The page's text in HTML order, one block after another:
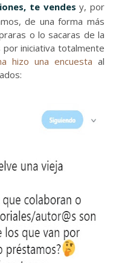
te vendes y, por
de una forma más
o lo sacaras de la
iniciativa totalmente
hizo una encuesta al